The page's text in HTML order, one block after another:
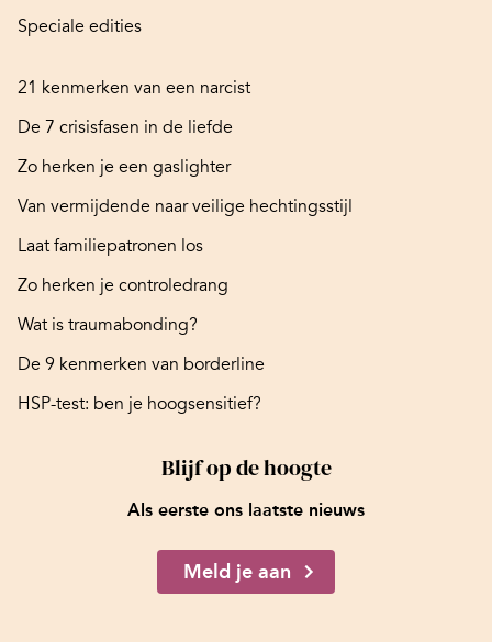
Speciale edities
21 kenmerken van een narcist
De 7 crisisfasen in de liefde
Zo herken je een gaslighter
Van vermijdende naar veilige hechtingsstijl
Laat familiepatronen los
Zo herken je controledrang
Wat is traumabonding?
De 9 kenmerken van borderline
HSP-test: ben je hoogsensitief?
Blijf op de hoogte
Als eerste ons laatste nieuws
Meld je aan